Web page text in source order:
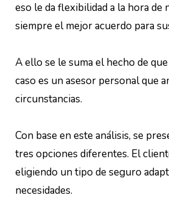
eso le da flexibilidad a la hora de
siempre el mejor acuerdo para
A ello se le suma el hecho de
caso es un asesor personal que
circunstancias.
Con base en este análisis, se
tres opciones diferentes. El
eligiendo un tipo de seguro
necesidades.